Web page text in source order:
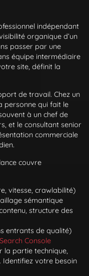
indépendant
organique d’un
passer par une
équipe intermédiaire
site, définit la
de travail. Chez un
personne qui fait le
à un chef de
et le consultant senior
commerciale
couvre
vitesse, crawlabilité)
sémantique
structure des
entrants de qualité)
Console
la partie technique,
Identifiez votre besoin